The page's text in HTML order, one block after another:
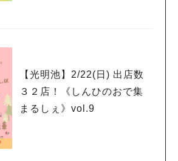
【光明池】2/22(日) 出店数
３２店！《しんひのおで集
まるしぇ》vol.9